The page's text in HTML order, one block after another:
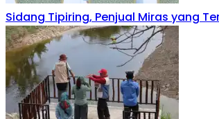
Sidang Tipiring, Penjual Miras yang